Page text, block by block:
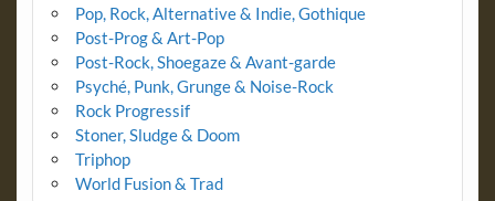
Pop, Rock, Alternative & Indie, Gothique
Post-Prog & Art-Pop
Post-Rock, Shoegaze & Avant-garde
Psyché, Punk, Grunge & Noise-Rock
Rock Progressif
Stoner, Sludge & Doom
Triphop
World Fusion & Trad